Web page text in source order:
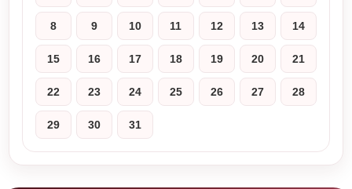
8 9 10 11 12 13 14
15 16 17 18 19 20 21
22 23 24 25 26 27 28
29 30 31